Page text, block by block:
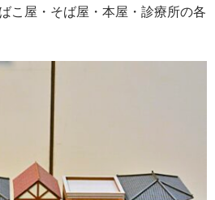
こ屋・そば屋・本屋・診療所の各